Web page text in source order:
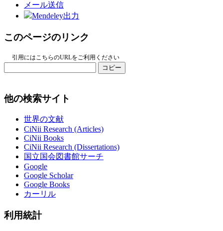
メール送信
Mendeley出力
このページのリンク
引用にはこちらのURLをご利用ください
コピー
他の検索サイト
世界の文献
CiNii Research (Articles)
CiNii Books
CiNii Research (Dissertations)
国立国会図書館サーチ
Google
Google Scholar
Google Books
カーリル
利用統計